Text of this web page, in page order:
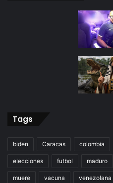
Tags
biden Caracas colombia
elecciones futbol maduro
muere vacuna venezolana